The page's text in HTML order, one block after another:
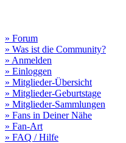
» Forum
» Was ist die Community?
» Anmelden
» Einloggen
» Mitglieder-Übersicht
» Mitglieder-Geburtstage
» Mitglieder-Sammlungen
» Fans in Deiner Nähe
» Fan-Art
» FAQ / Hilfe